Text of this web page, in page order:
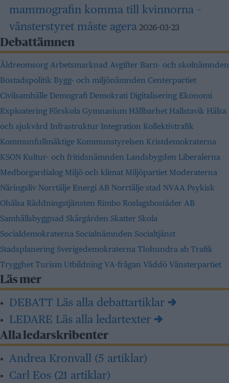
mammografin komma till kvinnorna –
vänsterstyret måste agera 2026-03-23
Debattämnen
Äldreomsorg Arbetsmarknad Avgifter Barn- och skolnämnden
Bostadspolitik Bygg- och miljönämnden Centerpartiet
Civilsamhälle Demografi Demokrati Digitalisering Ekonomi
Exploatering Förskola Gymnasium Hållbarhet Hallstavik Hälsa
och sjukvård Infrastruktur Integration Kollektivtrafik
Kommunfullmäktige Kommunstyrelsen Kristdemokraterna
KSON Kultur- och fritidsnämnden Landsbygden Liberalerna
Medborgardialog Miljö och klimat Miljöpartiet Moderaterna
Näringsliv Norrtälje Energi AB Norrtälje stad NVAA Psykisk
Ohälsa Räddningstjänsten Rimbo Roslagsbostäder AB
Samhällsbyggnad Skärgården Skatter Skola
Socialdemokraterna Socialnämnden Socialtjänst
Stadsplanering Sverigedemokraterna TIohundra ab Trafik
Trygghet Turism Utbildning VA-frågan Väddö Vänsterpartiet
Läs mer
DEBATT Läs alla debattartiklar →
LEDARE Läs alla ledartexter →
Alla ledarskribenter
Andrea Kronvall (5 artiklar)
Carl Eos (21 artiklar)